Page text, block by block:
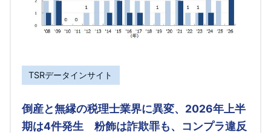
TSRデータインサイト
倒産と無縁の税理士業界に異変、2026年上半
期は4件発生 粉飾は詐欺罪も、コンプラ違反